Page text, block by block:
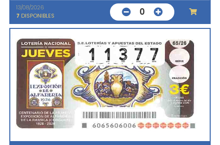
13/08/2026
7 DISPONIBLES 0